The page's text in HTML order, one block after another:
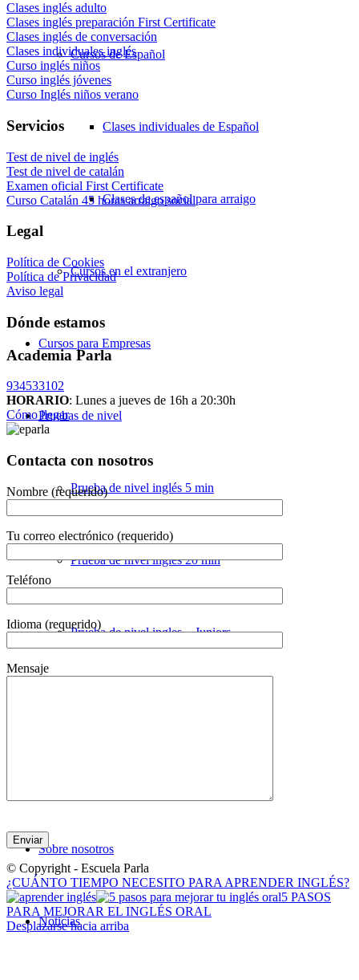
Cursos de Español
Clases individuales de Español
Clases de español para arraigo
Cursos en el extranjero
Cursos para Empresas
Pruebas de nivel
Prueba de nivel inglés 5 min
Prueba de nivel inglés 20 min
Prueba de nivel ingles – Juniors
Sobre nosotros
Noticias
Clases inglés adulto
Clases inglés preparación First Certificate
Clases inglés de conversación
Clases individuales inglés
Curso inglés niños
Curso inglés jóvenes
Curso Inglés niños verano
Servicios
Test de nivel de inglés
Test de nivel de catalán
Examen oficial First Certificate
Curso Catalán 45 horas arraigo social
Legal
Política de Cookies
Política de Privacidad
Aviso legal
Dónde estamos
Academia Parla
934533102
HORARIO: Lunes a jueves de 16h a 20:30h
Cómo llegar
Contacta con nosotros
Nombre (requerido)
Tu correo electrónico (requerido)
Teléfono
Idioma (requerido)
Mensaje
© Copyright - Escuela Parla
¿CUÁNTO TIEMPO NECESITO PARA APRENDER INGLÉS?
5 PASOS
PARA MEJORAR EL INGLÉS ORAL
Desplazarse hacia arriba